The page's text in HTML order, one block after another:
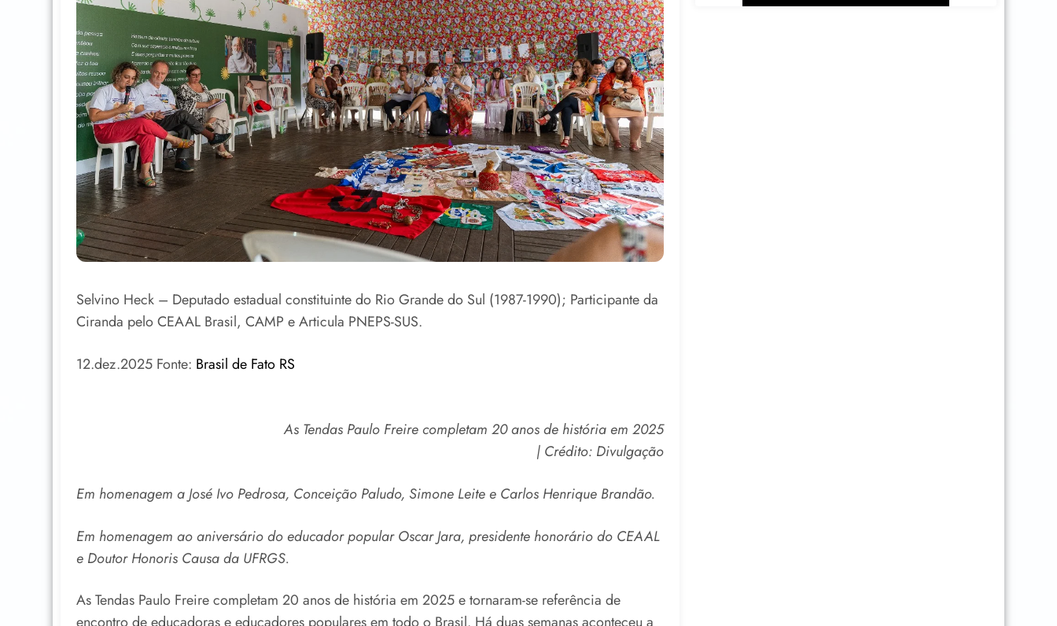
Selvino Heck – Deputado estadual constituinte do Rio Grande do Sul (1987-1990); Participante da
Ciranda pelo CEAAL Brasil, CAMP e Articula PNEPS-SUS.
12.dez.2025 Fonte: Brasil de Fato RS
As Tendas Paulo Freire completam 20 anos de história em 2025
| Crédito: Divulgação
Em homenagem a José Ivo Pedrosa, Conceição Paludo, Simone Leite e Carlos Henrique Brandão.
Em homenagem ao aniversário do educador popular Oscar Jara, presidente honorário do CEAAL
e Doutor Honoris Causa da UFRGS.
As Tendas Paulo Freire completam 20 anos de história em 2025 e tornaram-se referência de